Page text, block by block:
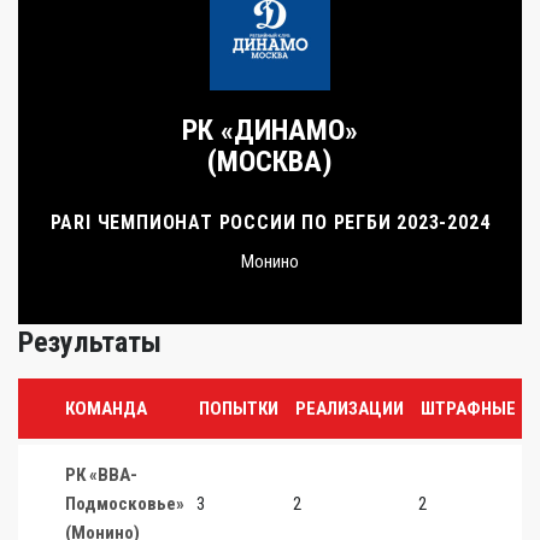
РК «ДИНАМО»
(МОСКВА)
PARI ЧЕМПИОНАТ РОССИИ ПО РЕГБИ 2023-2024
Монино
Результаты
КОМАНДА ПОПЫТКИ РЕАЛИЗАЦИИ ШТРАФНЫЕ
РК «ВВА-
Подмосковье»
(Монино)
3 2 2